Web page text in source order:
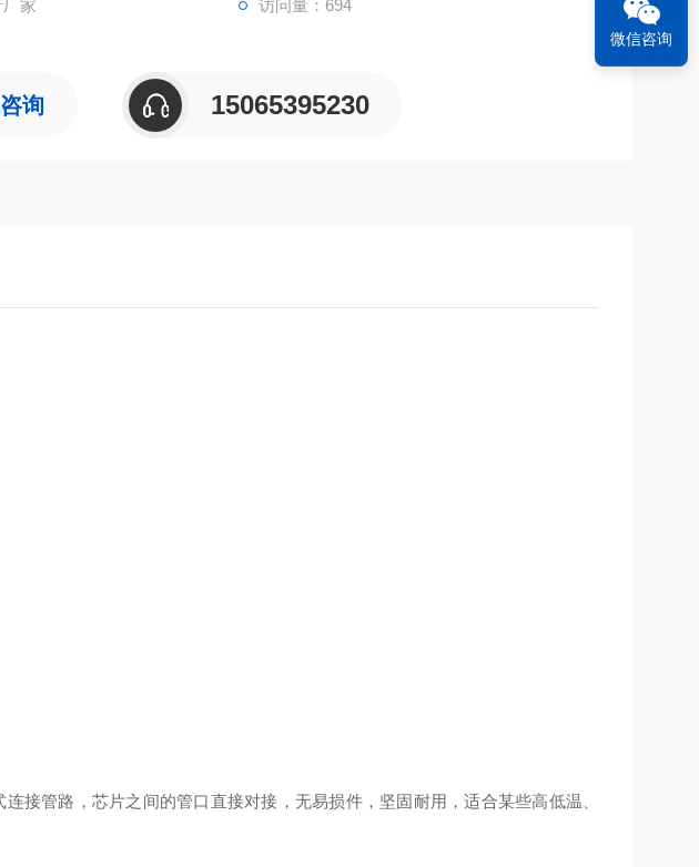
家 访问量：694
询 15065395230
接管路，芯片之间的管口直接对接，无易损件，坚固耐用，适合某些高低温、
微信咨询